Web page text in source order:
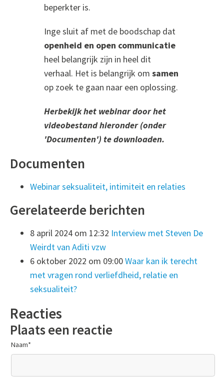
beperkter is.
Inge sluit af met de boodschap dat
openheid en open communicatie
heel belangrijk zijn in heel dit
verhaal. Het is belangrijk om samen
op zoek te gaan naar een oplossing.
Herbekijk het webinar door het
videobestand hieronder (onder
'Documenten') te downloaden.
Documenten
Webinar seksualiteit, intimiteit en relaties
Gerelateerde berichten
8 april 2024 om 12:32 Interview met Steven De
Weirdt van Aditi vzw
6 oktober 2022 om 09:00Waar kan ik terecht
met vragen rond verliefdheid, relatie en
seksualiteit?
Reacties
Plaats een reactie
Naam*